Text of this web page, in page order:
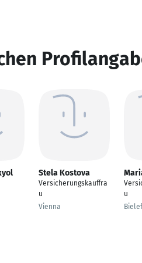
Stela Kostova
Versicherungskauffra
u
Vienna
u